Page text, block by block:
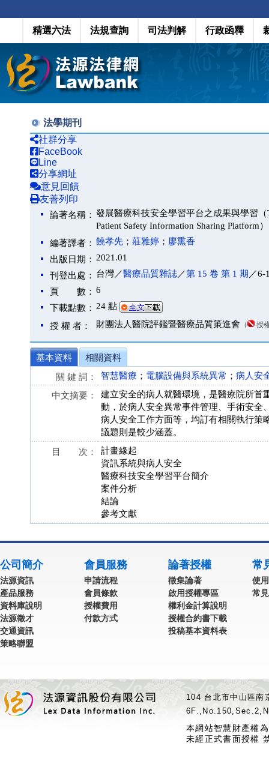
精選六法 法規查詢 司法判解 行政函釋
法學期刊
社群分享
FaceBook
Line
分享網址
意見回饋
友善列印
論著名稱： 發展醫療科技安全學習平台之成果與學習（
Patient Safety Information Sharing Platform）
編著譯者： 饒孝先 ； 莊雅婷 ； 廖熏香
出版日期： 2021.01
刊登出處： 台灣／醫療品質雜誌／第 15 卷 第 1 期 ／6-
頁 數： 6
下載點數： 24 點
授 權 者： 財團法人醫院評鑑暨醫療品質策進會 （ 授
基本資料
相關資料
關 鍵 詞：
智慧醫療 ； 電腦設備與系統異常 ； 病人安
中文摘要：
建立安全的病人就醫環境，是醫療院所首
動，於病人安全異常事件管理、手術安全
病人安全工作方面等，均訂有相關執行策
議題則是較少涵蓋。
目 次：
計畫緣起
資訊系統與病人安全
醫療科技安全學習平台簡介
案件分析
結論
參考文獻
公司簡介
法源資訊
產品服務
資料庫說明
法源徵才
交通資訊
策略聯盟
會員服務
申請流程
會員條款
授權費用
付款方式
論著授權
徵集論著
啟用授權專區
權利金計算說明
授權合約書下載
投稿基本資料表
常
使
常
104 台北市中山區
本網站智慧財產權
未經正式書面授權